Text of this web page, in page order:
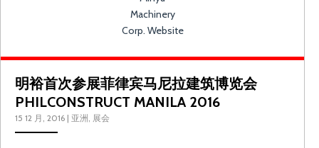
明裕首次参展菲律宾马尼拉建筑博览会
PHILCONSTRUCT MANILA 2016
15 12 月, 2016 | 亚洲 , 展会